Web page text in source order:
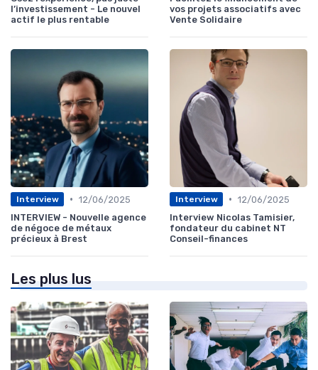
l’investissement - Le nouvel
actif le plus rentable
vos projets associatifs avec
Vente Solidaire
Interview • 12/06/2025
INTERVIEW - Nouvelle agence
de négoce de métaux
précieux à Brest
Interview • 12/06/2025
Interview Nicolas Tamisier,
fondateur du cabinet NT
Conseil-finances
Les plus lus